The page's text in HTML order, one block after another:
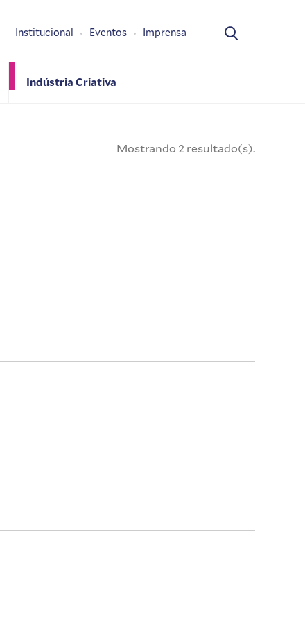
Indústria Criativa
Institucional Eventos Imprensa
Mostrando 2 resultado(s).